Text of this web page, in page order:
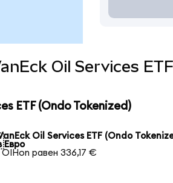
VanEck Oil Services
ETF (Ondo Tokenized)
Oil Services ETF (Ondo
Евро
OIHon равен 336,17 €